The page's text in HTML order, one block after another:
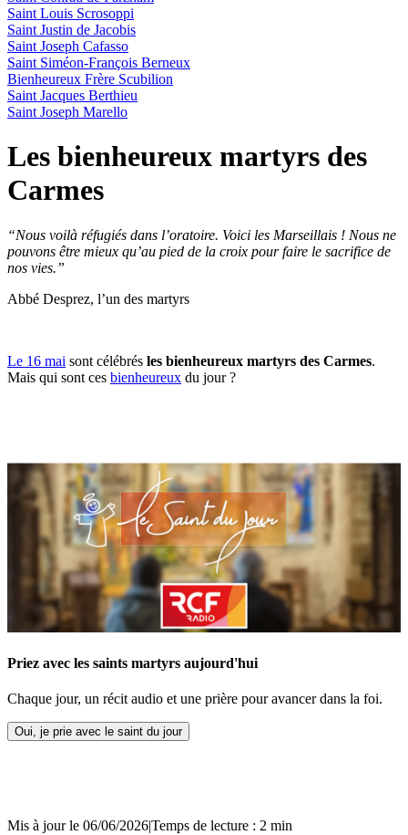
Saint Louis Scrosoppi
Saint Justin de Jacobis
Saint Joseph Cafasso
Saint Siméon-François Berneux
Bienheureux Frère Scubilion
Saint Jacques Berthieu
Saint Joseph Marello
Les bienheureux martyrs des
Carmes
“Nous voilà réfugiés dans l’oratoire. Voici les Marseillais ! Nous ne
pouvons être mieux qu’au pied de la croix pour faire le sacrifice de
nos vies.”
Abbé Desprez, l’un des martyrs
Le 16 mai sont célébrés les bienheureux martyrs des Carmes.
Mais qui sont ces bienheureux du jour ?
Priez avec les saints martyrs aujourd'hui
Chaque jour, un récit audio et une prière pour avancer dans la foi.
Oui, je prie avec le saint du jour
Mis à jour le 06/06/2026|Temps de lecture : 2 min